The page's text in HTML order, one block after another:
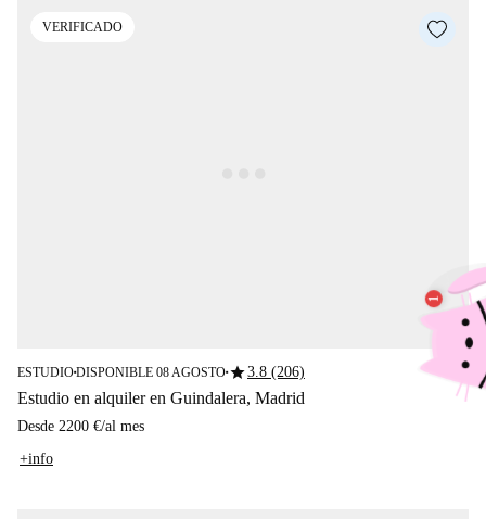
VERIFICADO
ESTUDIO■DISPONIBLE 08 AGOSTO■star3.8 (206)
Estudio en alquiler en Guindalera, Madrid
Desde 2200 €/al mes
+info